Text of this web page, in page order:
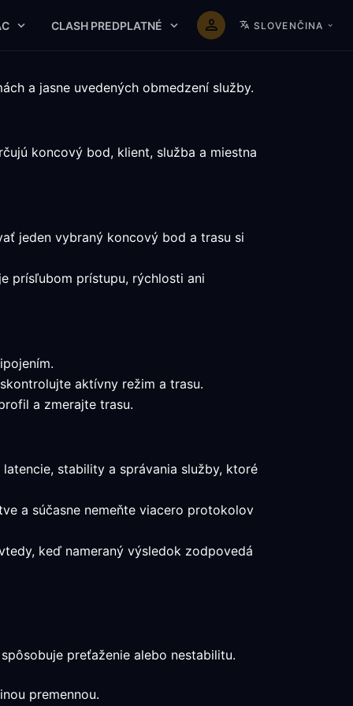
CLASH PREDPLATNÉ SLOVENČINA
a jasne uvedených obmedzení služby.
koncový bod, klient, služba a miestna
jeden vybraný koncový bod a trasu si
prísľubom prístupu, rýchlosti ani
aktívny režim a trasu.
a zmerajte trasu.
stability a správania služby, ktoré
a súčasne nemeňte viacero protokolov
keď nameraný výsledok zodpovedá
preťaženie alebo nestabilitu.
premennou.